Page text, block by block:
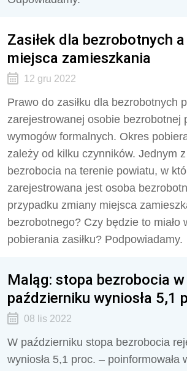
Zasiłek dla bezrobotnych
miejsca zamieszkania
12 gru 2022
Prawo do zasiłku dla bezrobotnych
zarejestrowanej osobie bezrobotnej
wymogów formalnych. Okres
zależy od kilku czynników. Jednym
bezrobocia na terenie powiatu, w
zarejestrowana jest osoba
przypadku zmiany miejsca
bezrobotnego? Czy będzie to miało
pobierania zasiłku? Podpowiadamy.
Maląg: stopa bezrobocia w
październiku wyniosła 5,1
08 lis 2022
W październiku stopa bezrobocia
wyniosła 5,1 proc. – poinformowała